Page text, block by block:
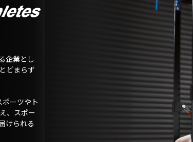
企業とし
どまらず
ポーツやト
、スポー
けられる